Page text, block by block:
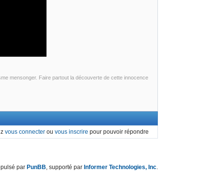
mensonger. Faire partout la découverte de cette innocence
vous connecter ou vous inscrire pour pouvoir répondre
par PunBB , supporté par Informer Technologies, Inc